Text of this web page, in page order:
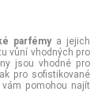
parfémy a jejich
vůní vhodných pro
jsou vhodné pro
pro sofistikované
pomohou najít